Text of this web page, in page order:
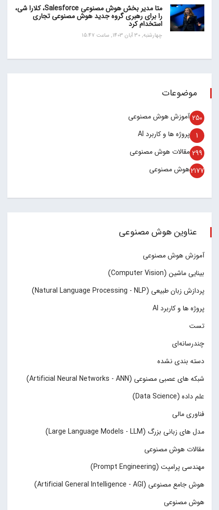
متا مدیر بخش هوش مصنوعی Salesforce، کلارا شی،
را برای رهبری گروه جدید هوش مصنوعی تجاری
استخدام کرد
چهارشنبه, 30 آبان 1403, ساعت 15:47
موضوعات
آموزش هوش مصنوعی 250
پروژه ها و کاربرد AI 1
مقالات هوش مصنوعی 299
هوش مصنوعی2177
عناوین هوش مصنوعی
آموزش هوش مصنوعی
بینایی ماشین (Computer Vision)
پردازش زبان طبیعی (Natural Language Processing - NLP)
پروژه ها و کاربرد AI
تست
چند‌‌رسانه‌ای
دسته بندی نشده
شبکه های عصبی مصنوعی (Artificial Neural Networks - ANN)
علم داده (Data Science)
فناوری مالی
مدل های زبانی بزرگ (Large Language Models - LLM)
مقالات هوش مصنوعی
مهندسی پرامپت (Prompt Engineering)
هوش جامع مصنوعی (Artificial General Intelligence - AGI)
هوش مصنوعی